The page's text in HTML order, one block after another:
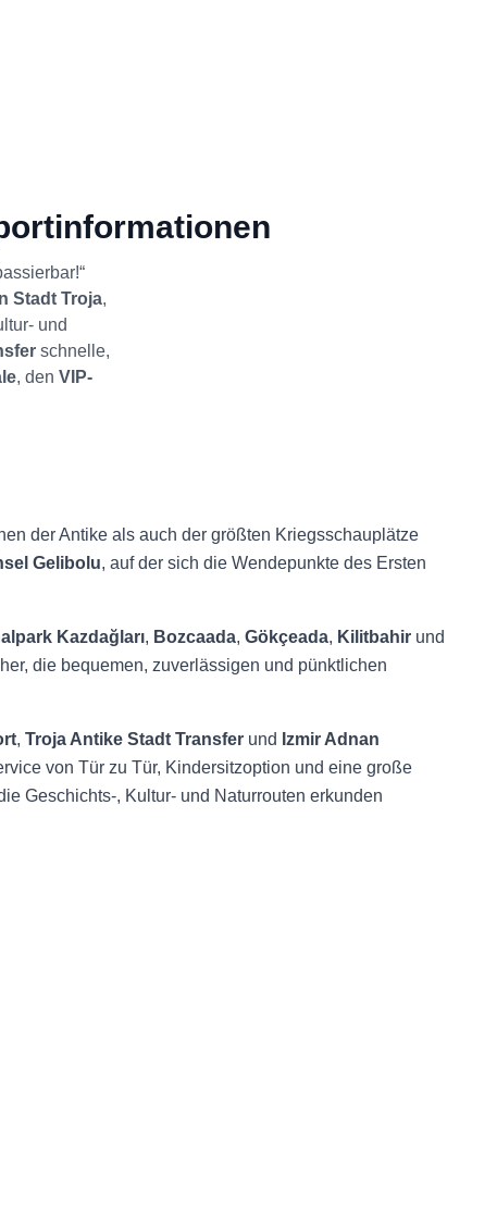
Stadt Troja,
und
schnelle,
, den VIP-
der Antike als auch der größten Kriegsschauplätze
Gelibolu, auf der sich die Wendepunkte des Ersten
Kazdağları, Bozcaada, Gökçeada, Kilitbahir und
die bequemen, zuverlässigen und pünktlichen
, Troja Antike Stadt Transfer und Izmir Adnan
von Tür zu Tür, Kindersitzoption und eine große
Geschichts-, Kultur- und Naturrouten erkunden